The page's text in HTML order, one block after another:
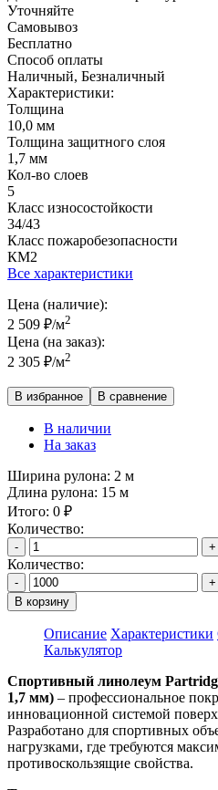
Уточняйте
Самовывоз
Бесплатно
Способ оплаты
Наличный, Безналичный
Характеристики:
Толщина
10,0 мм
Толщина защитного слоя
1,7 мм
Кол-во слоев
5
Класс износостойкости
34/43
Класс пожаробезопасности
КМ2
Все характеристики
Цена (наличие):
2 509 ₽/м2
Цена (на заказ):
2 305 ₽/м2
В избранное В сравнение
В наличии
На заказ
Ширина рулона: 2 м
Длина рулона: 15 м
Итого: 0 ₽
Количество:
- +
Количество:
-
+
В корзину
Описание Характеристики
Калькулятор
Спортивный линолеум
1,7 мм) – профессиональное
инновационной системой
Разработано для спортивных
нагрузками, где требуются
противоскользящие свойства.